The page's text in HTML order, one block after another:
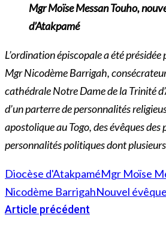
Mgr Moïse Messan Touho,
d’Atakpamé
L’ordination épiscopale a été présidée
Mgr Nicodème Barrigah,
cathédrale Notre Dame de la Trinité
d’un parterre de personnalités
apostolique au Togo, des évêques des
personnalités politiques dont
Diocèse d'AtakpaméMgr Moïse
Nicodème BarrigahNouvel évêque
Article précédent